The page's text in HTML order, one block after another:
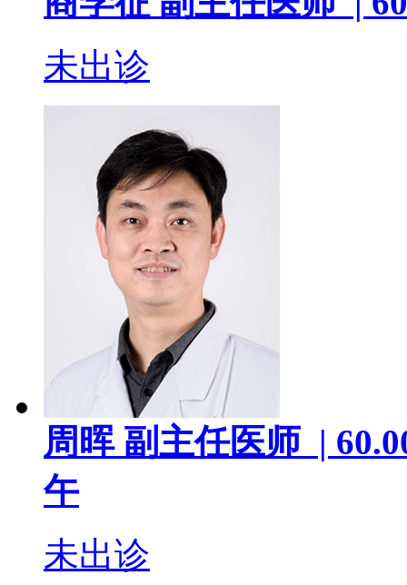
未出诊
周晖 副主任医师 |
午
未出诊